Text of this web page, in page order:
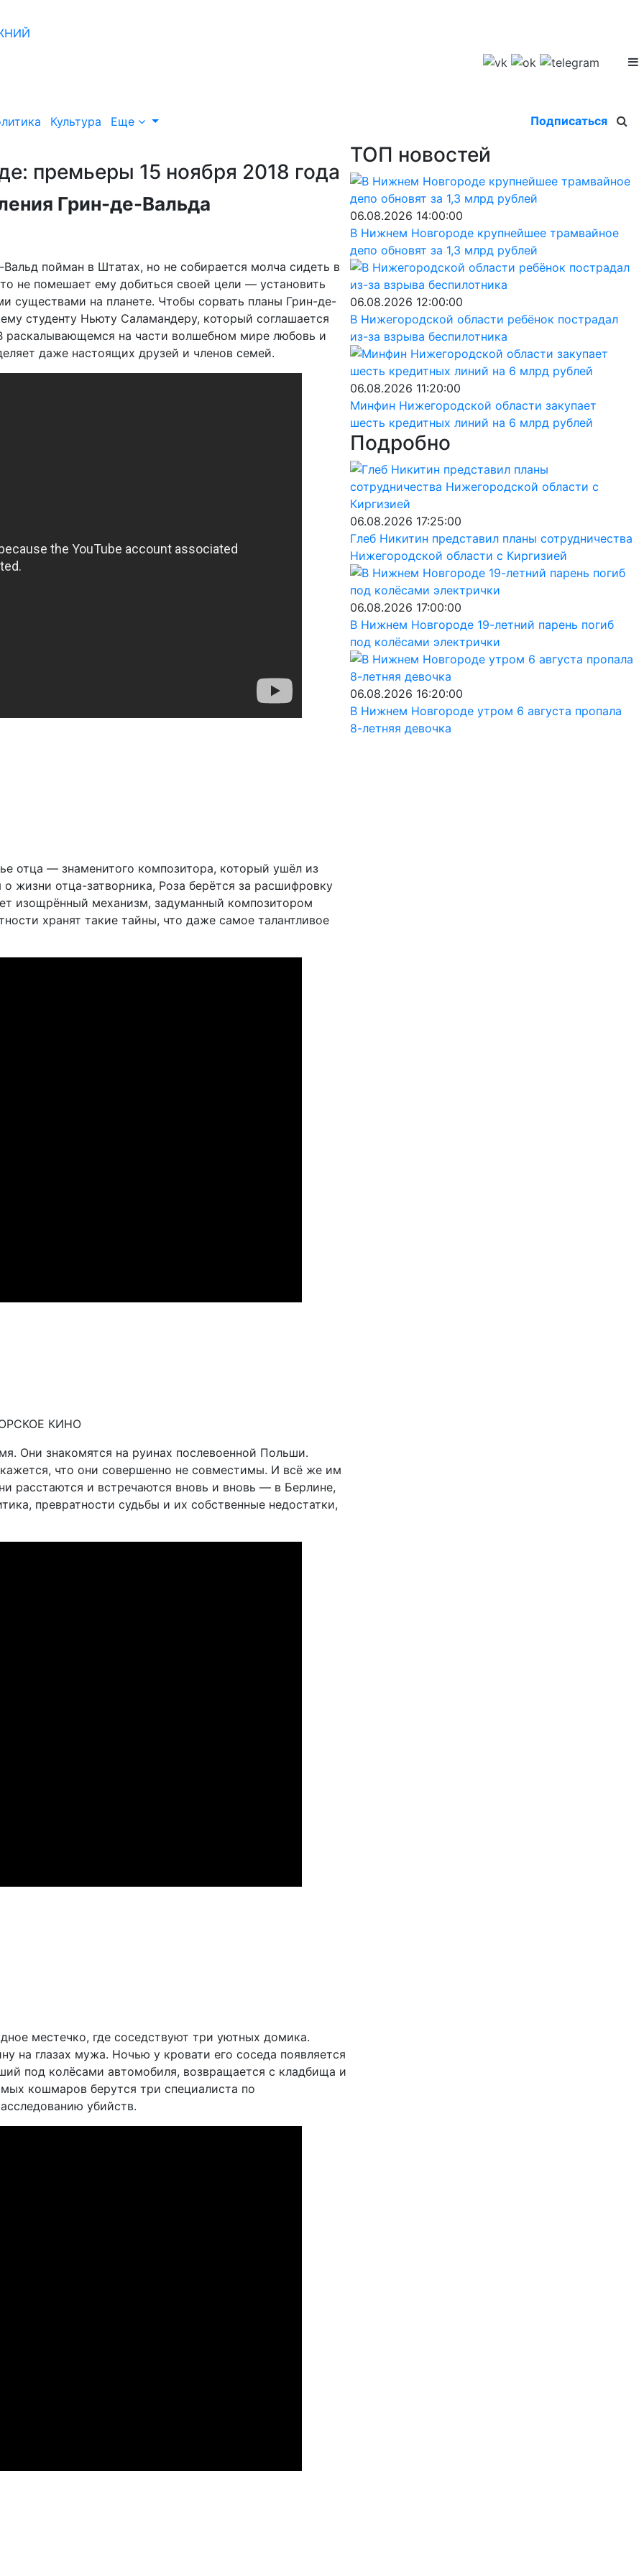
Культура Еще Подписаться
премьеры 15 ноября 2018 года
Грин-де-Вальда
пойман в Штатах, но не собирается молча сидеть в
не помешает ему добиться своей цели — установить
существами на планете. Чтобы сорвать планы Грин-де-
студенту Ньюту Саламандеру, который соглашается
раскалывающемся на части волшебном мире любовь и
даже настоящих друзей и членов семей.
отца — знаменитого композитора, который ушёл из
жизни отца-затворника, Роза берётся за расшифровку
изощрённый механизм, задуманный композитором
хранят такие тайны, что даже самое талантливое
КИНО
Они знакомятся на руинах послевоенной Польши.
что они совершенно не совместимы. И всё же им
расстаются и встречаются вновь и вновь — в Берлине,
превратности судьбы и их собственные недостатки,
местечко, где соседствуют три уютных домика.
на глазах мужа. Ночью у кровати его соседа появляется
под колёсами автомобиля, возвращается с кладбища и
кошмаров берутся три специалиста по
убийств.
ТОП новостей
06.08.2026 14:00:00
В Нижнем Новгороде крупнейшее трамвайное
депо обновят за 1,3 млрд рублей
06.08.2026 12:00:00
В Нижегородской области ребёнок пострадал
из-за взрыва беспилотника
06.08.2026 11:20:00
Минфин Нижегородской области закупает
шесть кредитных линий на 6 млрд рублей
Подробно
06.08.2026 17:25:00
Глеб Никитин представил планы сотрудничества
Нижегородской области с Киргизией
06.08.2026 17:00:00
В Нижнем Новгороде 19-летний парень погиб
под колёсами электрички
06.08.2026 16:20:00
В Нижнем Новгороде утром 6 августа пропала
8-летняя девочка